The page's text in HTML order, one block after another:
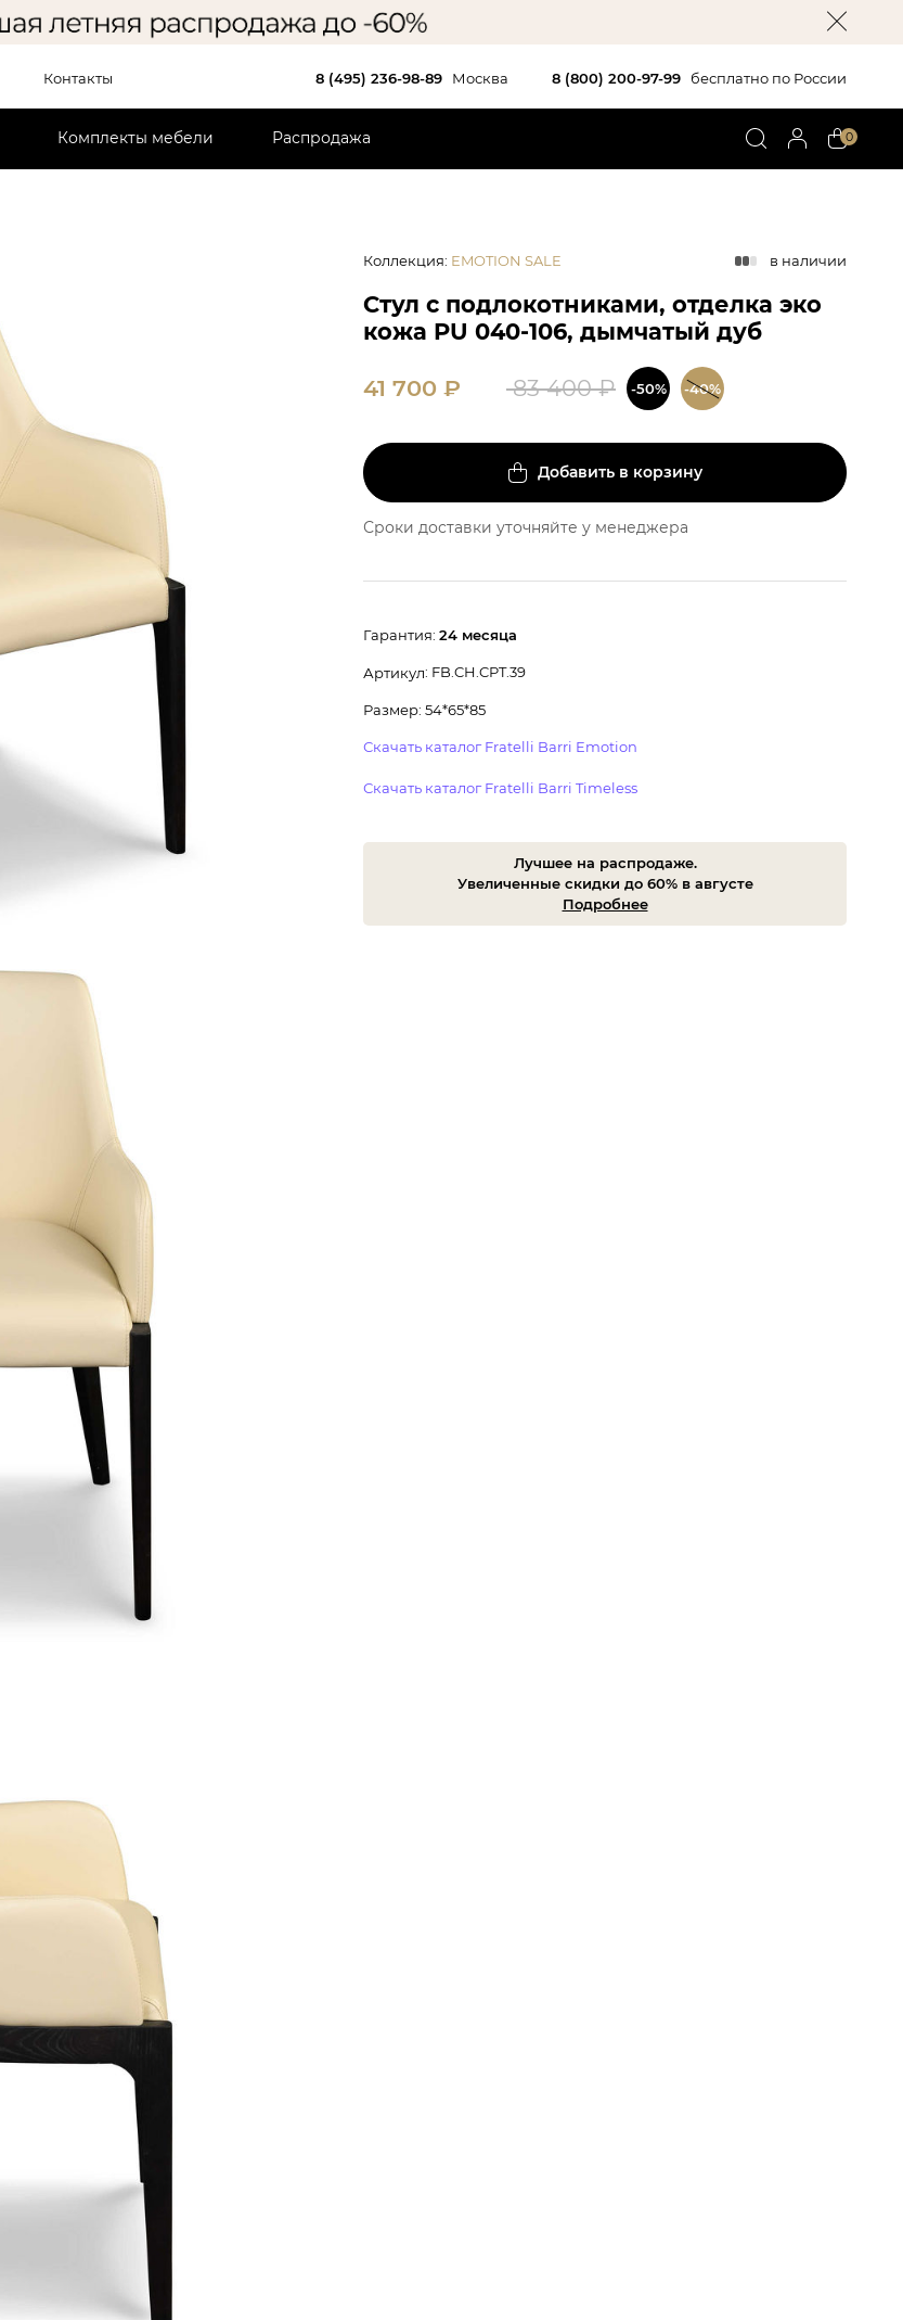
Контакты 8 (495) 236-98-89 Москва 8 (800) 200-97-99 бесплатно по России
Комплекты мебели Распродажа 0
Коллекция: EMOTION SALE в наличии
Стул c подлокотниками, отделка эко
кожа PU 040-106, дымчатый дуб
41 700 ₽ 83 400₽ -50% -40%
Добавить в корзину
Сроки доставки уточняйте у менеджера
Гарантия: 24 месяца
Артикул: FB.CH.CPT.39
Размер: 54*65*85
Скачать каталог Fratelli Barri Emotion
Скачать каталог Fratelli Barri Timeless
Лучшее на распродаже.
Увеличенные скидки до 60% в августе
Подробнее